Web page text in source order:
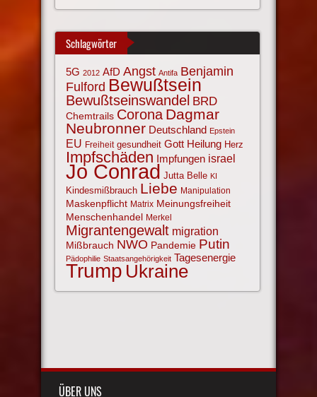
Schlagwörter
5G 2012 AfD Angst Antifa Benjamin
Fulford Bewußtsein
Bewußtseinswandel BRD
Chemtrails Corona Dagmar
Neubronner Deutschland Epstein
EU Freiheit gesundheit Gott Heilung Herz
Impfschäden Impfungen israel
Jo Conrad Jutta Belle KI
Kindesmißbrauch Liebe Manipulation
Maskenpflicht Matrix Meinungsfreiheit
Menschenhandel Merkel
Migrantengewalt migration
Mißbrauch NWO Pandemie Putin
Pädophilie Staatsangehörigkeit Tagesenergie
Trump Ukraine
ÜBER UNS